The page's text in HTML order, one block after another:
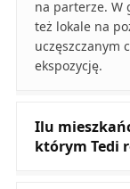
na parterze. W
też lokale na
uczęszczanym
ekspozycję.
Ilu
którym Tedi